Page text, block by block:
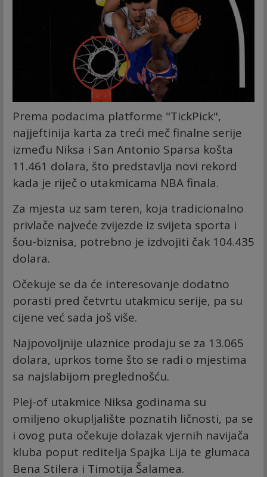
Prema podacima platforme "TickPick",
najjeftinija karta za treći meč finalne serije
između Niksa i San Antonio Sparsa košta
11.461 dolara, što predstavlja novi rekord
kada je riječ o utakmicama NBA finala.
Za mjesta uz sam teren, koja tradicionalno
privlače najveće zvijezde iz svijeta sporta i
šou-biznisa, potrebno je izdvojiti čak 104.435
dolara.
Očekuje se da će interesovanje dodatno
porasti pred četvrtu utakmicu serije, pa su
cijene već sada još više.
Najpovoljnije ulaznice prodaju se za 13.065
dolara, uprkos tome što se radi o mjestima
sa najslabijom preglednošću.
Plej-of utakmice Niksa godinama su
omiljeno okupljalište poznatih ličnosti, pa se
i ovog puta očekuje dolazak vjernih navijača
kluba poput reditelja Spajka Lija te glumaca
Bena Stilera i Timotija Šalamea.